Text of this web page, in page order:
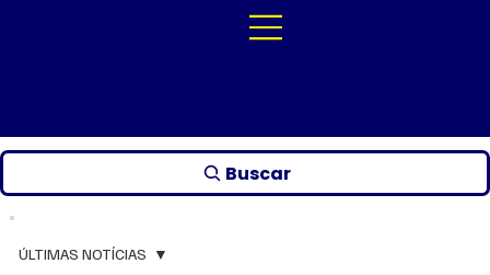
Buscar
ÚLTIMAS NOTÍCIAS